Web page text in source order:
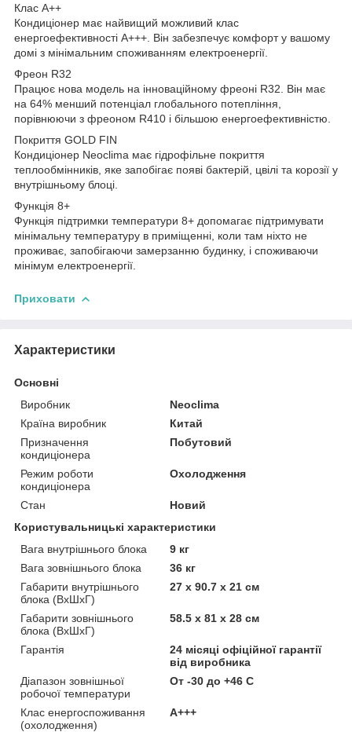
Клас A++
Кондиціонер має найвищий можливий клас
енергоефективності A+++. Він забезпечує комфорт у вашому
домі з мінімальним споживанням електроенергії.
Фреон R32
Працює нова модель на інноваційному фреоні R32. Він має
на 64% менший потенціал глобального потепління,
порівнюючи з фреоном R410 і більшою енергоефективністю.
Покриття GOLD FIN
Кондиціонер Neoclima має гідрофільне покриття
теплообмінників, яке запобігає появі бактерій, цвілі та корозії у
внутрішньому блоці.
Функція 8+
Функція підтримки температури 8+ допомагає підтримувати
мінімальну температуру в приміщенні, коли там ніхто не
проживає, запобігаючи замерзанню будинку, і споживаючи
мінімум електроенергії.
Приховати
Характеристики
Основні
Виробник
Neoclima
Країна виробник
Китай
Призначення
кондиціонера
Побутовий
Режим роботи
кондиціонера
Охолодження
Стан
Новий
Користувальницькі характеристики
Вага внутрішнього блока
9 кг
Вага зовнішнього блока
36 кг
Габарити внутрішнього
блока (ВхШхГ)
27 х 90.7 х 21 см
Габарити зовнішнього
блока (ВхШхГ)
58.5 х 81 х 28 см
Гарантія
24 місяці офіційної гарантії
від виробника
Діапазон зовнішньої
робочої температури
От -30 до +46 С
Клас енергоспоживання
(охолодження)
A+++